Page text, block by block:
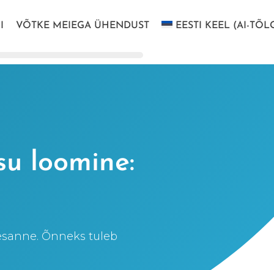
VÕTKE MEIEGA ÜHENDUST EESTI KEEL (AI-
loomine:
Õnneks tuleb